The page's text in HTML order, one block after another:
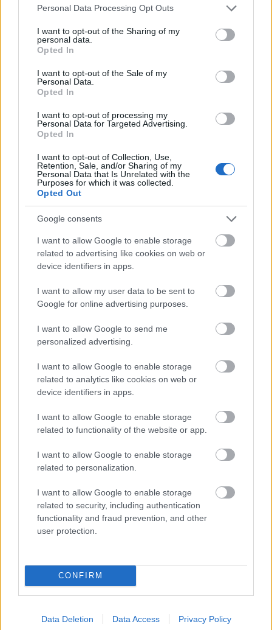
Please note that this website/app uses one or more Google
not limited to your visit or usage behaviour. You may click to
grant or deny consent to Google and its third-party tags to
use your data for below specified purposes in below Google
consent section.
Personal Data Processing Opt Outs
I want to opt-out of the Sharing of my
personal data.
Opted In
I want to opt-out of the Sale of my
Personal Data.
Opted In
I want to opt-out of processing my
Personal Data for Targeted Advertising.
Opted In
I want to opt-out of Collection, Use,
Retention, Sale, and/or Sharing of my
Personal Data that Is Unrelated with the
Purposes for which it was collected.
Opted Out
Google consents
I want to allow Google to enable storage
related to advertising like cookies on web or
device identifiers in apps.
I want to allow my user data to be sent to
Google for online advertising purposes.
I want to allow Google to send me
personalized advertising.
I want to allow Google to enable storage
related to analytics like cookies on web or
device identifiers in apps.
I want to allow Google to enable storage
related to functionality of the website or app.
I want to allow Google to enable storage
related to personalization.
I want to allow Google to enable storage
related to security, including authentication
functionality and fraud prevention, and other
user protection.
CONFIRM
Data Deletion Data Access Privacy Policy
áprilisi tréfának vagyunk a szemtanúi. Te mit
hajváltáson esett át Gigi Hadid, vagy csak valami
fodrászcselről van szó?
Megosztás
Küldés
Itt állíthatod be, hogy a Google
glamour.hu cikkeit